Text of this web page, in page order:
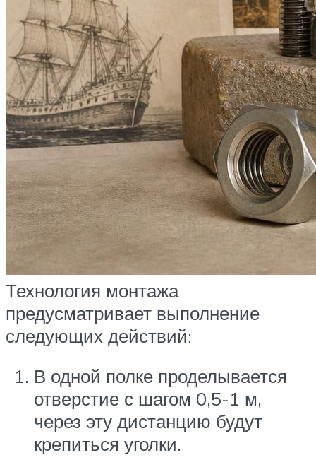
Технология монтажа
предусматривает выполнение
следующих действий:
В одной полке проделывается
отверстие с шагом 0,5-1 м,
через эту дистанцию будут
крепиться уголки.